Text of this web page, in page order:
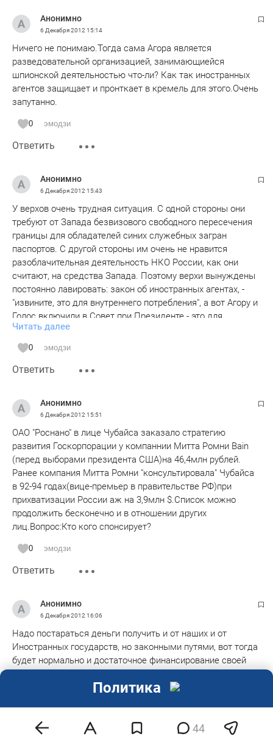
Анонимно
6 Декабря 2012 15:14
Ничего не понимаю.Тогда сама Агора является
разведовательной организацией, занимающиейся
шпионской деятельностью что-ли? Как так иностранных
агентов защищает и пронткает в кремель для этого.Очень
запутанно.
0 эмодзи
Ответить
Анонимно
6 Декабря 2012 15:43
У верхов очень трудная ситуация. С одной стороны они
требуют от Запада безвизового свободного пересечения
границы для обладателей синих служебных загран
паспортов. С другой стороны им очень не нравится
разоблачительная деятельность НКО России, как они
считают, на средства Запада. Поэтому верхи вынуждены
постоянно лавировать: закон об иностранных агентах, -
"извините, это для внутреннего потребления", а вот Агору и
Голос включили в Совет при Президенте - это для
внешнего потребления, - мы же европейцы, мы
демократы, пустите нас безвизово в Европу, ну
пожалуйста...
Читать далее
0 эмодзи
Ответить
Анонимно
6 Декабря 2012 15:51
ОАО "Роснано" в лице Чубайса заказало стратегию
развития Госкорпорации у компаннии Митта Ромни Bain
(перед выборами президента США)на 46,4млн рублей.
Ранее компания Митта Ромни "консультировала" Чубайса
в 92-94 годах(вице-премьер в правительстве РФ)при
прихватизации России аж на 3,9млн $.Список можно
продолжить бесконечно и в отношении других
лиц.Вопрос:Кто кого спонсирует?
0 эмодзи
Ответить
Анонимно
6 Декабря 2012 16:06
Надо постараться деньги получить и от наших и от
Иностранных государств, но законными путями, вот тогда
будет нормально и достаточное финансирование своей
44
Политика